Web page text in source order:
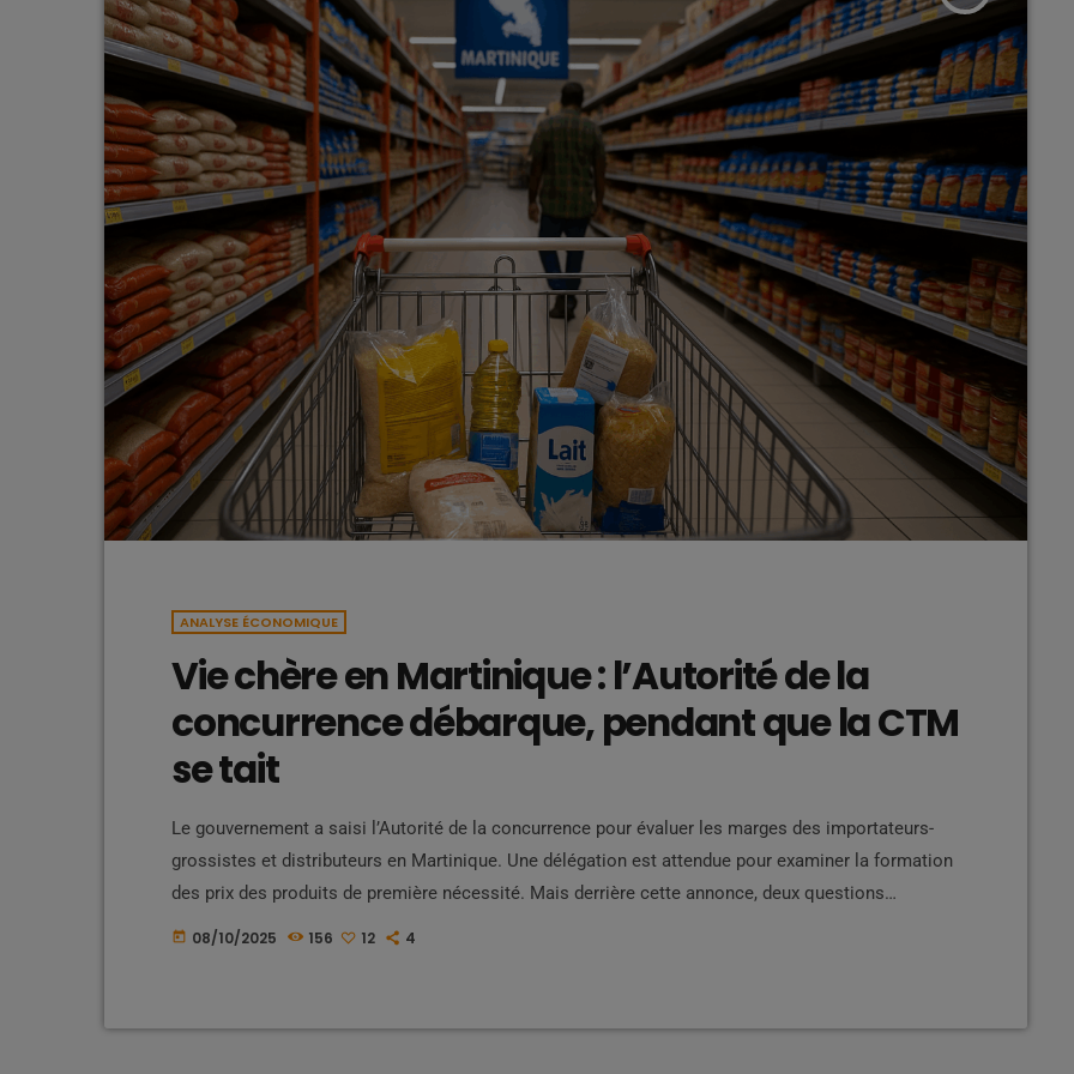
ANALYSE ÉCONOMIQUE
Vie chère en Martinique : l’Autorité de la
concurrence débarque, pendant que la CTM
se tait
Le gouvernement a saisi l’Autorité de la concurrence pour évaluer les marges des importateurs-
grossistes et distributeurs en Martinique. Une délégation est attendue pour examiner la formation
des prix des produits de première nécessité. Mais derrière cette annonce, deux questions
demeurent : à quoi servira réellement cette mission, et pourquoi la Collectivité Territoriale de
today 08/10/2025 156 12 4